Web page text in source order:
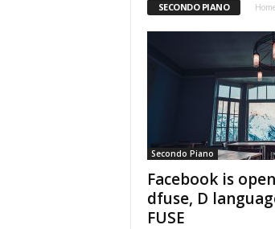
SECONDO PIANO
Secondo Piano
Facebook is
dfuse, D
FUSE